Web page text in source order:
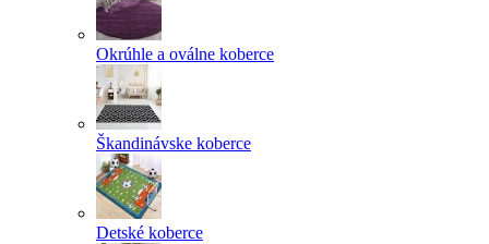
Okrúhle a oválne koberce
Škandinávske koberce
Detské koberce